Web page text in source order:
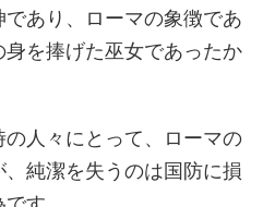
あり、ローマの象徴であ
を捧げた巫女であったか
人々にとって、ローマの
純潔を失うのは国防に損